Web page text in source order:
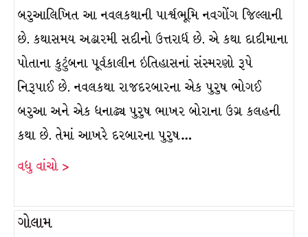
બરુઆલિખિત આ નવલકથાની પાર્શ્વભૂમિ નવગોંગ જિલ્લાની
છે. કથાસમય અઢારમી સદીનો ઉત્તરાર્ધ છે. એ કથા દાદીમાના
પોતાના કુટુંબના પૂર્વકાલીન ઇતિહાસનાં સંસ્મરણો રૂપે
નિરૂપાઈ છે. નવલકથા રાજદરબારના એક પુરુષ ભોગઈ
બરુઆ અને એક ધનાઢ્ય પુરુષ ભાખર બોરાના ઉગ્ર કલહની
કથા છે. તેમાં આખરે દરબારના પુરુષ…
વધુ વાંચો >
ગોલામ